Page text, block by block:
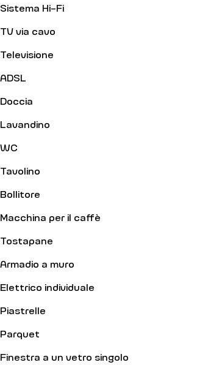
Sistema Hi-Fi
TV via cavo
Televisione
ADSL
Doccia
Lavandino
WC
Tavolino
Bollitore
Macchina per il caffè
Tostapane
Armadio a muro
Elettrico individuale
Piastrelle
Parquet
Finestra a un vetro singolo